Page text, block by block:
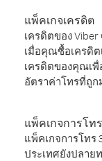
แพ็คเกจเครดิต
เครดิตของ
เมื่อคุณซื้อเครดิต
เครดิตของคุณเพื่
อัตราค่าโทรที่ถูก
แพ็คเกจการโท
แพ็คเกจการโทร
ประเทศยังปลาย